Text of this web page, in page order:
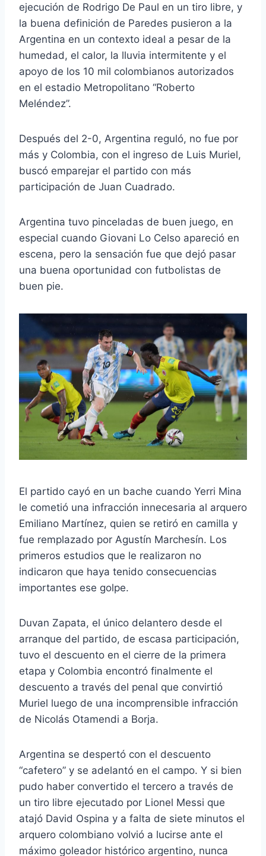
ejecución de Rodrigo De Paul en un tiro libre, y
la buena definición de Paredes pusieron a la
Argentina en un contexto ideal a pesar de la
humedad, el calor, la lluvia intermitente y el
apoyo de los 10 mil colombianos autorizados
en el estadio Metropolitano “Roberto
Meléndez”.
Después del 2-0, Argentina reguló, no fue por
más y Colombia, con el ingreso de Luis Muriel,
buscó emparejar el partido con más
participación de Juan Cuadrado.
Argentina tuvo pinceladas de buen juego, en
especial cuando Giovani Lo Celso apareció en
escena, pero la sensación fue que dejó pasar
una buena oportunidad con futbolistas de
buen pie.
El partido cayó en un bache cuando Yerri Mina
le cometió una infracción innecesaria al arquero
Emiliano Martínez, quien se retiró en camilla y
fue remplazado por Agustín Marchesín. Los
primeros estudios que le realizaron no
indicaron que haya tenido consecuencias
importantes ese golpe.
Duvan Zapata, el único delantero desde el
arranque del partido, de escasa participación,
tuvo el descuento en el cierre de la primera
etapa y Colombia encontró finalmente el
descuento a través del penal que convirtió
Muriel luego de una incomprensible infracción
de Nicolás Otamendi a Borja.
Argentina se despertó con el descuento
“cafetero” y se adelantó en el campo. Y si bien
pudo haber convertido el tercero a través de
un tiro libre ejecutado por Lionel Messi que
atajó David Ospina y a falta de siete minutos el
arquero colombiano volvió a lucirse ante el
máximo goleador histórico argentino, nunca